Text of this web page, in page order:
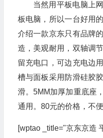
当然用平板电脑上
板电脑，所以一台好用
介绍一款京东只有品牌
造，美观耐用，双轴调
留充电口，可边充电边
槽与面板采用防滑硅胶
滑。5MM加厚加重底座
通用。80元的价格，不
[wptao _title="京东京造